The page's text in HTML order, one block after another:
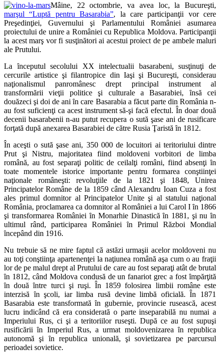
Mâine, 22 octombrie, va avea loc, la Bucureşti,
marşul “Luptă pentru Basarabia”, la care participanţii vor cere
Preşedinţiei, Guvernului şi Parlamentului României asumarea
proiectului de unire a României cu Republica Moldova. Participanţii
la acest marş vor fi susţinători ai acestui proiect de pe ambele maluri
ale Prutului.
La ȋnceputul secolului XX intelectualii basarabeni, susţinuţi de
cercurile artistice şi filantropice din Iaşi şi Bucureşti, considerau
naţionalismul panromânesc drept principal instrument al
transformării vieţii politice şi culturale a Basarabiei, ȋnsă cei
douăzeci şi doi de ani ȋn care Basarabia a făcut parte din România n-
au fost suficienţi ca acest instrument să-şi facă efectul. În doar două
decenii basarabenii n-au putut recupera o sută şase ani de rusificare
forţată după anexarea Basarabiei de către Rusia Ţaristă ȋn 1812.
În aceşti o sută şase ani, 350 000 de locuitori ai teritoriului dintre
Prut şi Nistru, majoritatea fiind moldoveni vorbitori de limba
română, au fost separaţi politic de ceilalţi români, fiind absenţi ȋn
toate momentele istorice importante pentru formarea conştiinţei
naţionale româneşti: revoluţiile de la 1821 şi 1848, Unirea
Principatelor Române de la 1859 când Alexandru Ioan Cuza a fost
ales primul domnitor al Principatelor Unite şi al statului naţional
România, proclamarea ca domnitor al României a lui Carol I ȋn 1866
şi transformarea României ȋn Monarhie Dinastică ȋn 1881, şi nu ȋn
ultimul rând, participarea României ȋn Primul Război Mondial
ȋncepând din 1916.
Nu trebuie să ne mire faptul că astăzi urmaşii acelor moldoveni nu
au toţi conştiinţa apartenenţei la naţiunea română aşa cum o au fraţii
lor de pe malul drept al Prutului de care au fost separaţi atât de brutal
ȋn 1812, când Moldova condusă de un fanariot grec a fost ȋmpărţită
ȋn două ȋntre turci şi ruşi. În 1859 folosirea limbii române este
interzisă ȋn şcoli, iar limba rusă devine limbă oficială. În 1871
Basarabia este transformată ȋn gubernie, provincie rusească, acest
lucru indicând că era considerată o parte inseparabilă nu numai a
Imperiului Rus, ci şi a teritoriilor ruseşti. După ce au fost supuşi
rusificării ȋn Imperiul Rus, a urmat moldovenizarea ȋn republica
autonomă şi ȋn republica unională, şi sovietizarea pe parcursul
perioadei sovietice.